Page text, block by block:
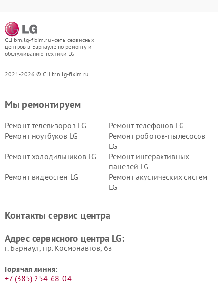
СЦ brn.lg-fixim.ru - сеть сервисных
центров в Барнауле по ремонту и
обслуживанию техники LG
2021-2026 © СЦ brn.lg-fixim.ru
Мы ремонтируем
Ремонт телевизоров LG
Ремонт телефонов LG
Ремонт ноутбуков LG
Ремонт роботов-пылесосов
LG
Ремонт холодильников LG
Ремонт интерактивных
панелей LG
Ремонт видеостен LG
Ремонт акустических систем
LG
Ремонт морозильных камер
Ремонт вертикальных
Контакты сервис центра
Адрес сервисного центра LG:
г. Барнаул, ​пр. Космонавтов, 6в
Горячая линия:
+7 (385) 254-68-04